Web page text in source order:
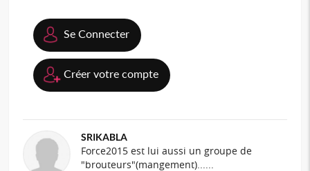
Se Connecter
Créer votre compte
SRIKABLA
Force2015 est lui aussi un groupe de
"brouteurs"(mangement)......